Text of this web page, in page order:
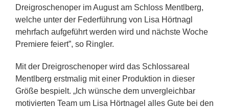
Dreigroschenoper im August am Schloss Mentlberg,
welche unter der Federführung von Lisa Hörtnagl
mehrfach aufgeführt werden wird und nächste Woche
Premiere feiert”, so Ringler.
Mit der Dreigroschenoper wird das Schlossareal
Mentlberg erstmalig mit einer Produktion in dieser
Größe bespielt. „Ich wünsche dem unvergleichbar
motivierten Team um Lisa Hörtnagel alles Gute bei den